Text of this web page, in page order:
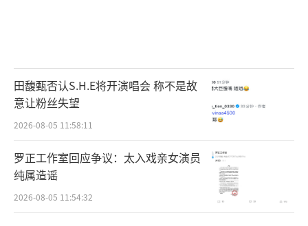
田馥甄否认S.H.E将开演唱会 称不是故
意让粉丝失望
2026-08-05 11:58:11
罗正工作室回应争议：太入戏亲女演员
纯属造谣
2026-08-05 11:54:32